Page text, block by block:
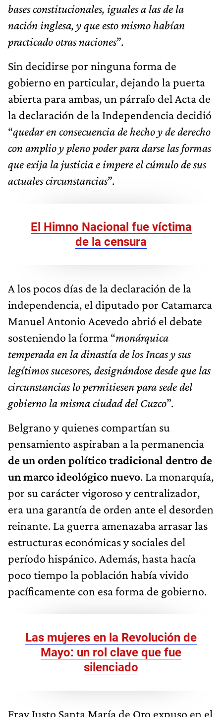
bases constitucionales, iguales a las de la
nación inglesa, y que esto mismo habían
practicado otras naciones”.
Sin decidirse por ninguna forma de
gobierno en particular, dejando la puerta
abierta para ambas, un párrafo del Acta de
la declaración de la Independencia decidió
“quedar en consecuencia de hecho y de derecho
con amplio y pleno poder para darse las formas
que exija la justicia e impere el cúmulo de sus
actuales circunstancias”.
El Himno Nacional fue víctima
de la censura
A los pocos días de la declaración de la
independencia, el diputado por Catamarca
Manuel Antonio Acevedo abrió el debate
sosteniendo la forma “monárquica
temperada en la dinastía de los Incas y sus
legítimos sucesores, designándose desde que las
circunstancias lo permitiesen para sede del
gobierno la misma ciudad del Cuzco”.
Belgrano y quienes compartían su
pensamiento aspiraban a la permanencia
de un orden político tradicional dentro de
un marco ideológico nuevo. La monarquía,
por su carácter vigoroso y centralizador,
era una garantía de orden ante el desorden
reinante. La guerra amenazaba arrasar las
estructuras económicas y sociales del
período hispánico. Además, hasta hacía
poco tiempo la población había vivido
pacíficamente con esa forma de gobierno.
Las mujeres en la Revolución de
Mayo: un rol clave que fue
silenciado
Fray Justo Santa María de Oro expuso en el